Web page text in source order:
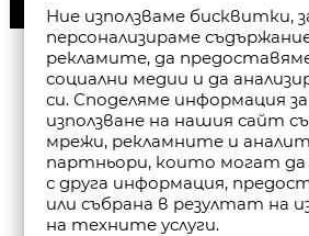
30%Ние използваме бисквитки,
персонализираме
рекламите, да
социални медии и да
си. Споделяме информация
използване на нашия сайт
мрежи, рекламните и
партньори, които могат
с друга информация,
или събрана в резултат на
на техните услуги.